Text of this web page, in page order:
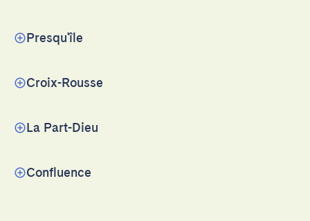
Presqu'île
Croix-Rousse
La Part-Dieu
Confluence